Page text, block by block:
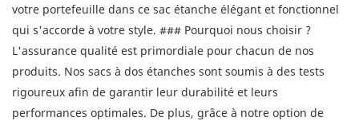
votre portefeuille dans ce sac étanche élégant et fonctionnel
qui s'accorde à votre style. ### Pourquoi nous choisir ?
L'assurance qualité est primordiale pour chacun de nos
produits. Nos sacs à dos étanches sont soumis à des tests
rigoureux afin de garantir leur durabilité et leurs
performances optimales. De plus, grâce à notre option de